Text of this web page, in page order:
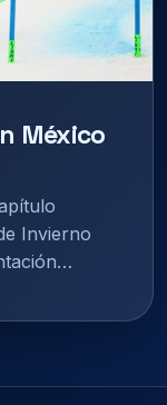
México
Invierno